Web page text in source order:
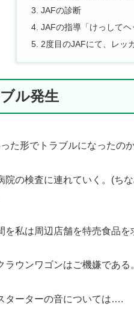
JAFの診断
JAFの指導「けっして
2度目のJAFにて、レッ
ル発生
た形でトラブルになったのか
院の検査に連れていく。(ち
を私は周辺店舗を特売食品を
ラウンワゴンはご機嫌であ
ターターの音については….